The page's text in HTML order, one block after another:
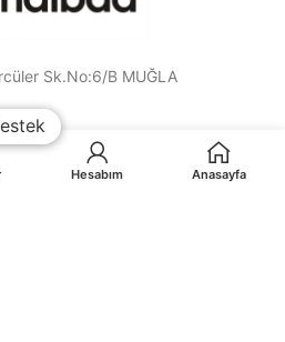
Sk.No:6/B MUĞLA
Hesabım Anasayfa